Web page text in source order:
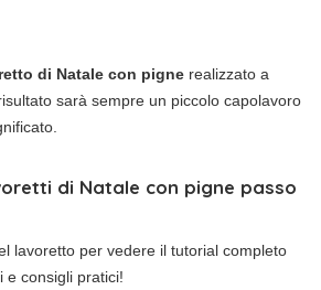
di Natale con pigne realizzato a
sarà sempre un piccolo capolavoro
di Natale con pigne passo
lavoretto per vedere il tutorial completo
e consigli pratici!